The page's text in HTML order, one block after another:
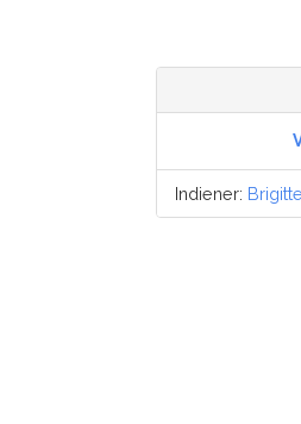
Indiener: